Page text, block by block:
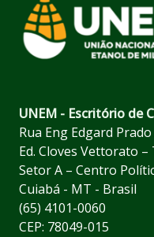
UNEM - Escritório de
Rua Eng Edgard
Ed. Cloves Vettorato
Setor A – Centro
Cuiabá - MT - Brasil
(65) 4101-0060
CEP: 78049-015